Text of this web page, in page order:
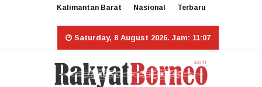
Kalimantan Barat Nasional Terbaru
Saturday, 8 August 2026. Jam: 11:07